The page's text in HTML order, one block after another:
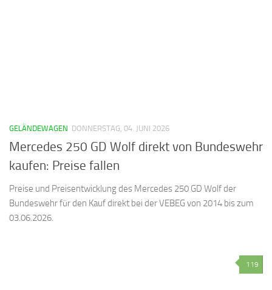
GELÄNDEWAGEN DONNERSTAG, 04. JUNI 2026
Mercedes 250 GD Wolf direkt von Bundeswehr
kaufen: Preise fallen
Preise und Preisentwicklung des Mercedes 250 GD Wolf der
Bundeswehr für den Kauf direkt bei der VEBEG von 2014 bis zum
03.06.2026.
119